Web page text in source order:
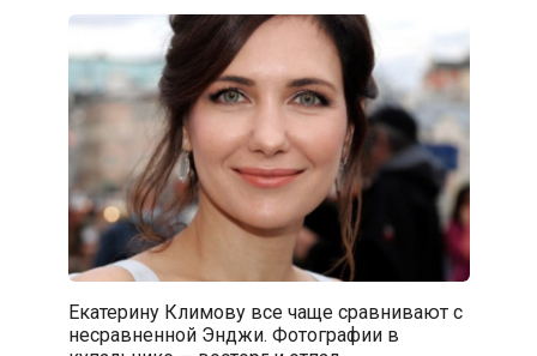
Екатерину Климову все чаще сравнивают с
несравненной Энджи. Фотографии в